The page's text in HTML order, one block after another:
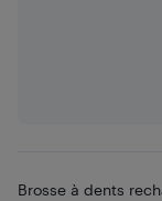
Brosse à dents